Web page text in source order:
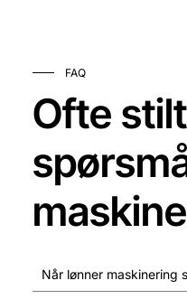
FAQ
Ofte
Når lønner maskinering